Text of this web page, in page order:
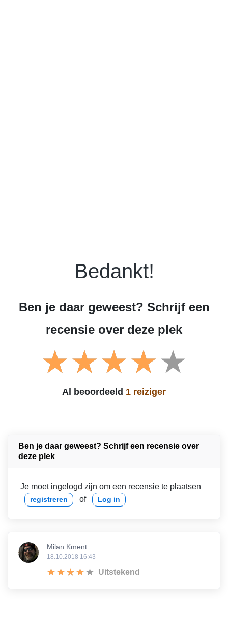
Bedankt!
Ben je daar geweest? Schrijf een
recensie over deze plek
Al beoordeeld 1 reiziger
Ben je daar geweest? Schrijf een recensie over
deze plek
Je moet ingelogd zijn om een recensie te plaatsen
registreren of Log in
Milan Kment
18.10.2018 16:43
Uitstekend